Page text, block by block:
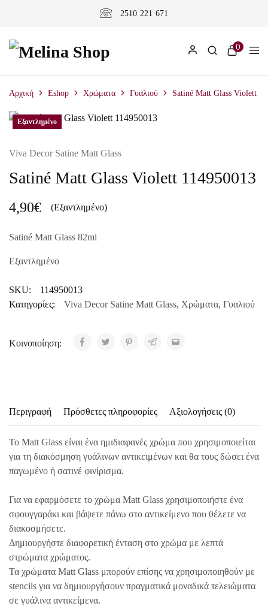
2510 221 671
0
Αρχική Eshop Χρώματα Γυαλιού Satiné Matt Glass Violett
Εξαντλημένο
Viva Decor Satine Matt Glass
Satiné Matt Glass Violett 114950013
4,90€ (Εξαντλημένο)
Satiné Matt Glass 82ml
Εξαντλημένο
SKU:
114950013
Κατηγορίες:
Viva Decor Satine Matt Glass, Χρώματα, Γυαλιού
Κοινοποίηση:
Περιγραφή Πρόσθετες πληροφορίες Αξιολογήσεις (0)
Το Matt Glass είναι ένα ημιδιαφανές χρώμα που χρησιμοποιείται
για τη διακόσμηση γυάλινων αντικειμένων και θα τους δώσει ένα
παγωμένο ή σατινέ φινίρισμα.
Για να εφαρμόσετε το χρώμα Matt Glass χρησιμοποιήστε ένα
σφουγγαράκι και βάψετε πάνω στο αντικείμενο που θέλετε να
διακοσμήσετε.
Δημιουργήστε διαφορετική ένταση στο χρώμα με λεπτά
στρώματα χρώματος.
Τα χρώματα Matt Glass μπορούν επίσης να χρησιμοποιηθούν με
stencils για να δημιουργήσουν πραγματικά μοναδικά τελειώματα
σε γυάλινα αντικείμενα.